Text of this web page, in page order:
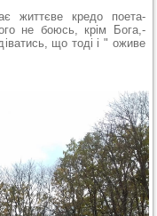
кредо поета-
не боюсь, крім Бога,-
що тоді і " оживе